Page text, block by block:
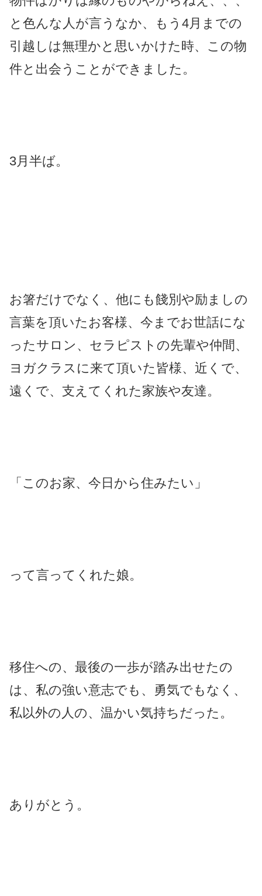
と色んな人が言うなか、もう4月までの
引越しは無理かと思いかけた時、この物
件と出会うことができました。
3月半ば。
お箸だけでなく、他にも餞別や励ましの
言葉を頂いたお客様、今までお世話にな
ったサロン、セラピストの先輩や仲間、
ヨガクラスに来て頂いた皆様、近くで、
遠くで、支えてくれた家族や友達。
「このお家、今日から住みたい」
って言ってくれた娘。
移住への、最後の一歩が踏み出せたの
は、私の強い意志でも、勇気でもなく、
私以外の人の、温かい気持ちだった。
ありがとう。